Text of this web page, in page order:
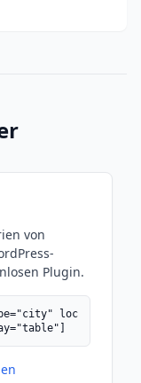
von
Plugin.
loc